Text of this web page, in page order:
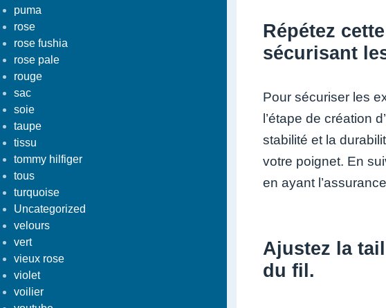
puma
rose
rose fushia
rose pale
rouge
sac
soie
taupe
tissu
tommy hilfiger
tous
turquoise
Uncategorized
velours
vert
vieux rose
violet
voilier
Répétez
sécurisant
Pour sécuriser les
l’étape de création
stabilité et la
votre poignet. En
en ayant
Ajustez la
du fil.